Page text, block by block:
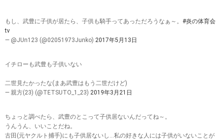
もし、武豊に子供が居たら、子供も騎手ってあっただろうなぁ～。 #炎の体育会
tv
— @JUn123 (@02051973Junko) 2017年5月13日
イチローも武豊も子供いない
二世見たかったな(まあ武豊はもう二世だけど)
— 親方(23) (@TETSUTO_1_23) 2019年3月21日
ちょっと調べたら、武豊のとこって子供居ないんだってね～。
うんうん、いいことだね。
古田(元ヤクルト捕手)にも子供居ないし…私の好きな人には子供がいないことが